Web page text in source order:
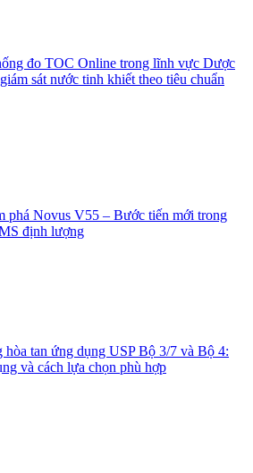
đo TOC Online trong lĩnh vực Dược
sát nước tinh khiết theo tiêu chuẩn
phá Novus V55 – Bước tiến mới trong
định lượng
hòa tan ứng dụng USP Bộ 3/7 và Bộ 4:
và cách lựa chọn phù hợp